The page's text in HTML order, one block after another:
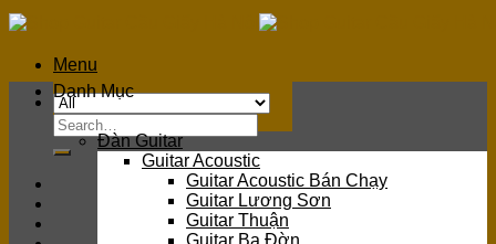
Skip
to
contentMenu
Search
for:
Danh Mục
Đàn Guitar
Guitar Acoustic
Guitar Acoustic Bán Chạy
Guitar Lương Sơn
Guitar Thuận
Guitar Ba Đờn